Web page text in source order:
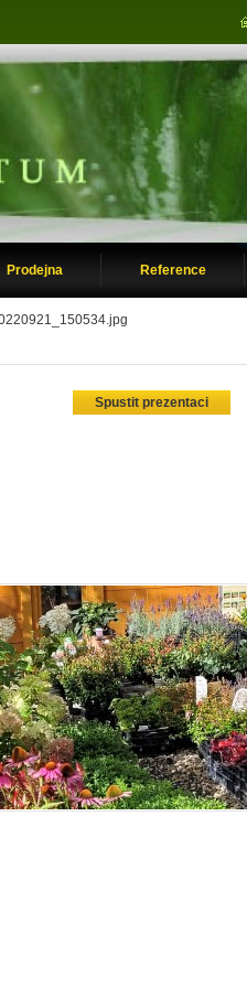
Prodejna Reference
Spustit prezentaci